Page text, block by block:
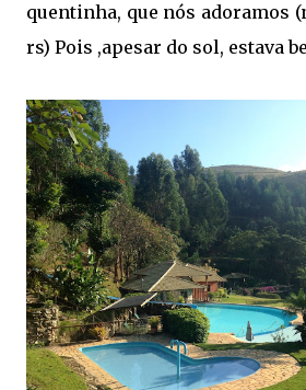
quentinha, que nós adoramos
rs) Pois ,apesar do sol, estava